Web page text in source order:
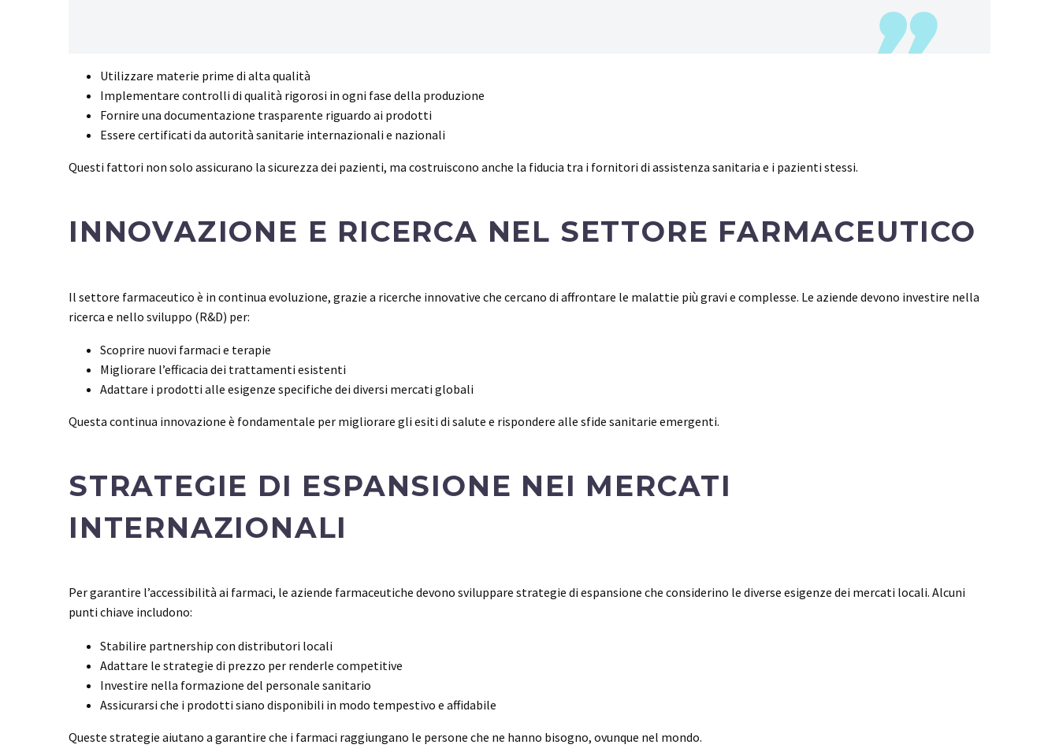
Utilizzare materie prime di alta qualità
Implementare controlli di qualità rigorosi in ogni fase della produzione
Fornire una documentazione trasparente riguardo ai prodotti
Essere certificati da autorità sanitarie internazionali e nazionali
Questi fattori non solo assicurano la sicurezza dei pazienti, ma costruiscono anche la fiducia tra i fornitori di assistenza sanitaria e i pazienti stessi.
INNOVAZIONE E RICERCA NEL SETTORE FARMACEUTICO
Il settore farmaceutico è in continua evoluzione, grazie a ricerche innovative che cercano di affrontare le malattie più gravi e complesse. Le aziende devono investire nella
ricerca e nello sviluppo (R&D) per:
Scoprire nuovi farmaci e terapie
Migliorare l’efficacia dei trattamenti esistenti
Adattare i prodotti alle esigenze specifiche dei diversi mercati globali
Questa continua innovazione è fondamentale per migliorare gli esiti di salute e rispondere alle sfide sanitarie emergenti.
STRATEGIE DI ESPANSIONE NEI MERCATI
INTERNAZIONALI
Per garantire l’accessibilità ai farmaci, le aziende farmaceutiche devono sviluppare strategie di espansione che considerino le diverse esigenze dei mercati locali. Alcuni
punti chiave includono:
Stabilire partnership con distributori locali
Adattare le strategie di prezzo per renderle competitive
Investire nella formazione del personale sanitario
Assicurarsi che i prodotti siano disponibili in modo tempestivo e affidabile
Queste strategie aiutano a garantire che i farmaci raggiungano le persone che ne hanno bisogno, ovunque nel mondo.